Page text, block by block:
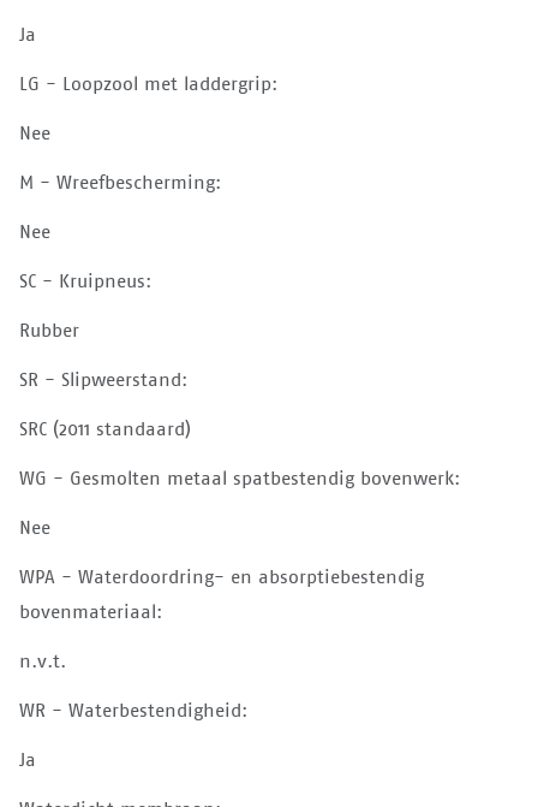
Ja
LG - Loopzool met laddergrip:
Nee
M - Wreefbescherming:
Nee
SC - Kruipneus:
Rubber
SR - Slipweerstand:
SRC (2011 standaard)
WG - Gesmolten metaal spatbestendig bovenwerk:
Nee
WPA - Waterdoordring- en absorptiebestendig
bovenmateriaal:
n.v.t.
WR - Waterbestendigheid:
Ja